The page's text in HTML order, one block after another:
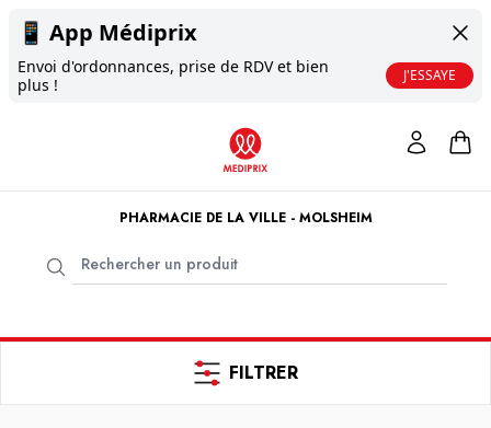
📱 App Médiprix
Envoi d'ordonnances, prise de RDV et bien
plus !
J'ESSAYE
PHARMACIE DE LA VILLE - MOLSHEIM
FILTRER